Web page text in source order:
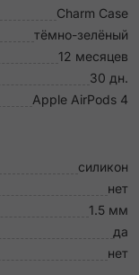
Charm Case
тёмно-зелёный
12 месяцев
30 дн.
Apple AirPods 4
силикон
нет
1.5 мм
да
нет